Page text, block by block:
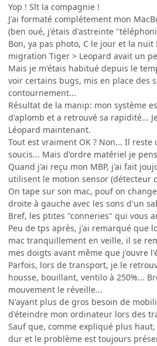
Yop ! Slt la compagnie !
J'ai formaté complétement mon
(ben oué, j'étais d'astreinte
Bon, ya pas photo, C le jour et la nuit
migration Tiger > Leopard avait un
Mais je m'étais habitué depuis le
voir certains bugs, mis en place des
contournement...
Résultat de la manip: mon système
d'aplomb et a retrouvé sa rapidité...
Léopard maintenant.
Tout est vraiment OK ? Non... Il
soucis... Mais d'ordre matériel je
Quand j'ai reçu mon MBP, j'ai fait
utilisent le motion sensor (détecteur
On tape sur son mac, pouf on
droite à gauche avec les sons d'un
Bref, les ptites "conneries" qui vous
Peu de tps après, j'ai remarqué que
mac tranquillement en veille, il se
mes doigts avant même que j'ouvre
Parfois, lors de transport, je le
housse, bouillant, ventilo à 250%...
mouvement le réveille...
N'ayant plus de gros besoin de
d'éteindre mon ordinateur lors des
Sauf que, comme expliqué plus
dur et le problème est toujours